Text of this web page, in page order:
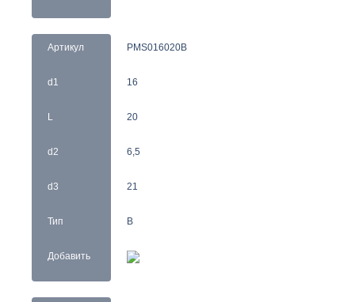
Артикул
d1
L
d2
d3
Тип
Добавить
PMS016020B
16
20
6,5
21
B